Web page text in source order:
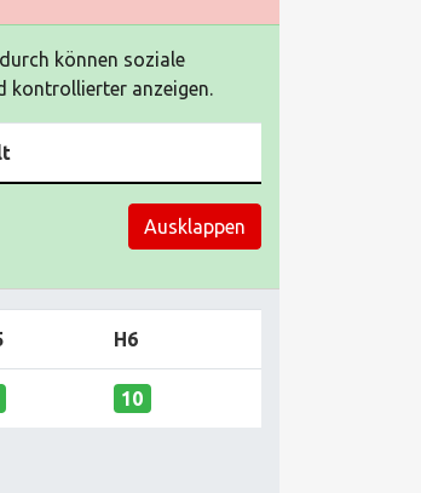
können soziale
kontrollierter anzeigen.
Ausklappen
H6
10